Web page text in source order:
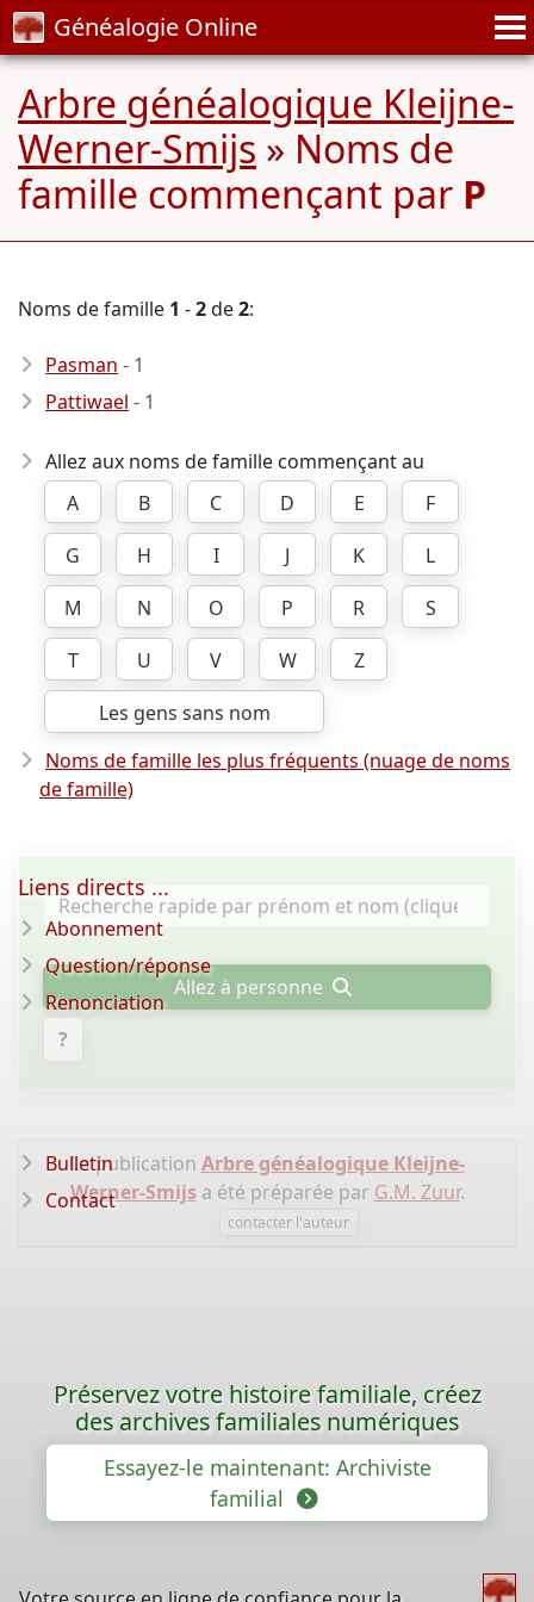
Généalogie Online
Arbre généalogique Kleijne-
Werner-Smijs » Noms de
famille commençant par P
Noms de famille 1 -2de2:
Pasman - 1
Pattiwael - 1
Allez aux noms de famille commençant au
A
B C D E
F
G
H I J K
L
M
N O P R
S
T
U V W
Z
Les gens sans nom
Noms de famille les plus fréquents (nuage de noms
de famille)
Allez à personne
?
La publication Arbre généalogique Kleijne-
Werner-Smijs a été préparée par G.M. Zuur.
contacter l'auteur
Liens directs ...
Abonnement
Question/réponse
Renonciation
Bulletin
Contact
Préservez votre histoire familiale, créez
des archives familiales numériques
Essayez-le maintenant: Archiviste
familial